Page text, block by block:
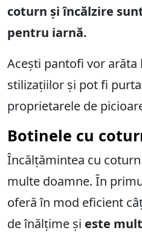
coturn și încălzire
pentru iarnă.
Acești pantofi vor
stilizațiilor și pot fi
proprietarele de
Botinele cu
Încălțămintea cu
multe doamne. În
oferă în mod eficient
de înălțime și este